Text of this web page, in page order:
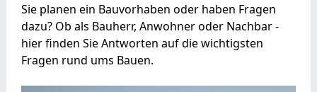
Sie planen ein Bauvorhaben oder haben Fragen
dazu? Ob als Bauherr, Anwohner oder Nachbar -
hier finden Sie Antworten auf die wichtigsten
Fragen rund ums Bauen.